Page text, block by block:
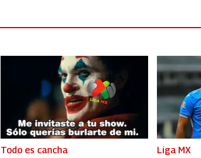
Todo es cancha Liga MX